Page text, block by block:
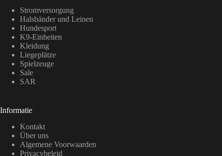
Stromversorgung
Halsbänder und Leinen
Hundesport
K9-Einheiten
Kleidung
Liegeplätze
Spielzeuge
Sale
SAR
Informatie
Kontakt
Über uns
Algemene Voorwaarden
Privacybeleid